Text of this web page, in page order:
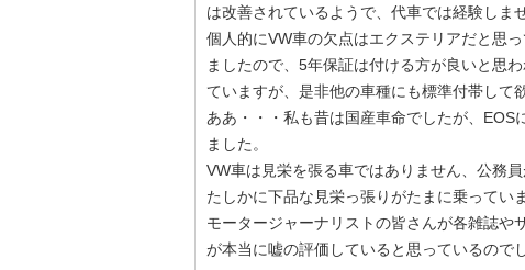
は改善されているようで、代車では経験しませ
個人的にVW車の欠点はエクステリアだと思
ましたので、5年保証は付ける方が良いと思
ていますが、是非他の車種にも標準付帯して
ああ・・・私も昔は国産車命でしたが、
ました。
VW車は見栄を張る車ではありません、公務
たしかに下品な見栄っ張りがたまに乗ってい
モータージャーナリストの皆さんが各雑誌や
が本当に嘘の評価していると思っているので